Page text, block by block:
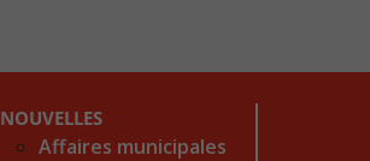
NOUVELLES
Affaires municipales